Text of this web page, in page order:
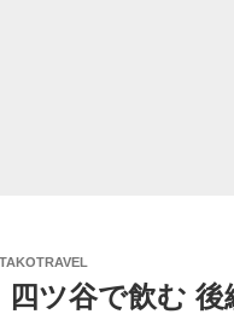
ツ谷で飲む 後